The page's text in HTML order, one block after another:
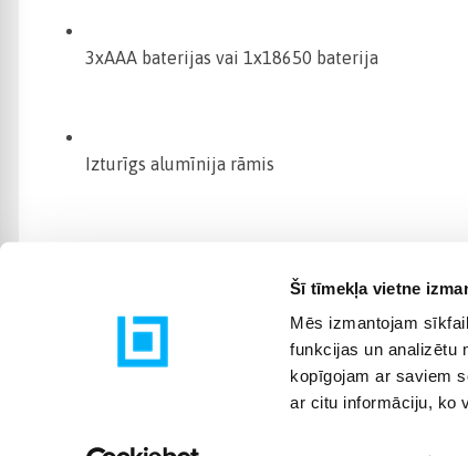
Šī tīmekļa vietne
Mēs izmantojam
funkcijas un analizētu
kopīgojam ar saviem
ar citu informāciju, ko
3xAAA baterijas vai 1x18650 baterija
Izturīgs alumīnija rāmis